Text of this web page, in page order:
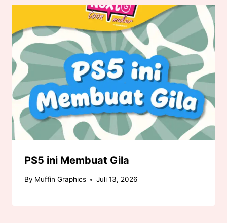
PS5 ini Membuat Gila
By Muffin Graphics Juli 13, 2026